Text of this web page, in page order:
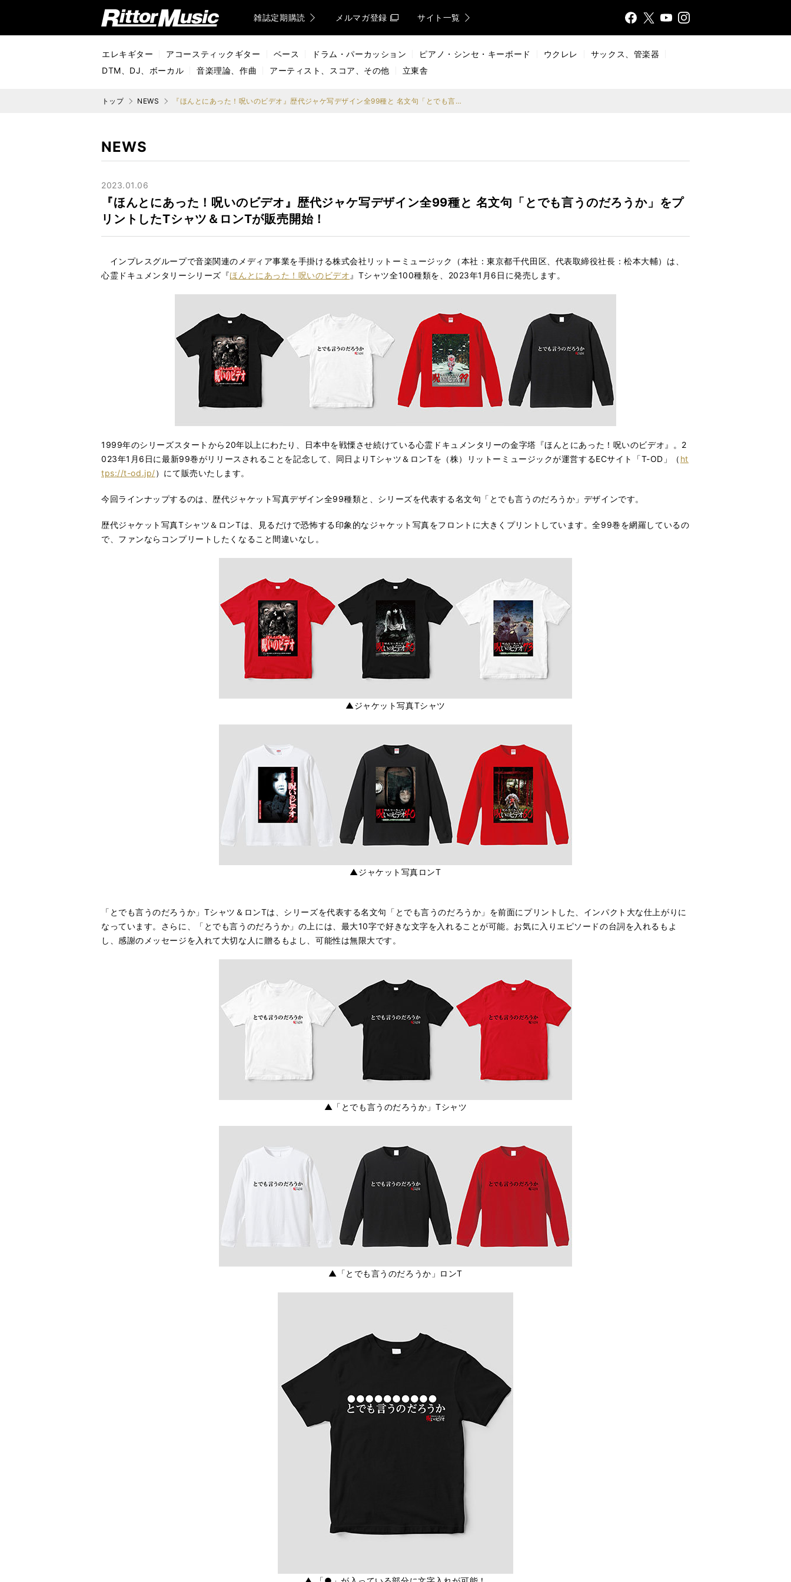
リットーミュージック (Rittor Music) 雑誌定期購読 メルマガ登録 サイト一覧
FaceX
YouTInsta
エレキギター アコースティックギター ベース ドラム・パーカッション ピアノ・シンセ・キーボード ウクレレ
サックス、管楽器
DTM、DJ、ボーカル
音楽理論、作曲 アーティスト、スコア、その他 立東舎
トップ NEWS 『ほんとにあった！呪いのビデオ』歴代ジャケ写デザイン全99種と 名文句「とでも言うのだろうか」をプリントしたTシャツ＆ロンTが販売開始！
NEWS
2023.01.06
『ほんとにあった！呪いのビデオ』歴代ジャケ写デザイン全99種と 名文句「とでも言うのだろうか」をプ
リントしたTシャツ＆ロンTが販売開始！
インプレスグループで音楽関連のメディア事業を手掛ける株式会社リットーミュージック（本社：東京都千代田区、代表取締役社長：松本大輔）は、
心霊ドキュメンタリーシリーズ『ほんとにあった！呪いのビデオ 』Tシャツ全100種類を、2023年1月6日に発売します。
1999年のシリーズスタートから20年以上にわたり、日本中を戦慄させ続けている心霊ドキュメンタリーの金字塔『ほんとにあった！呪いのビデオ』。2
023年1月6日に最新99巻がリリースされることを記念して、同日よりTシャツ＆ロンTを（株）リットーミュージックが運営するECサイト「T-OD」（ ht
tps://t-od.jp/）にて販売いたします。
今回ラインナップするのは、歴代ジャケット写真デザイン全99種類と、シリーズを代表する名文句「とでも言うのだろうか」デザインです。
歴代ジャケット写真Tシャツ＆ロンTは、見るだけで恐怖する印象的なジャケット写真をフロントに大きくプリントしています。全99巻を網羅しているの
で、ファンならコンプリートしたくなること間違いなし。
▲ジャケット写真Tシャツ
▲ジャケット写真ロンT
「とでも言うのだろうか」Tシャツ＆ロンTは、シリーズを代表する名文句「とでも言うのだろうか」を前面にプリントした、インパクト大な仕上がりに
なっています。さらに、「とでも言うのだろうか」の上には、最大10字で好きな文字を入れることが可能。お気に入りエピソードの台詞を入れるもよ
し、感謝のメッセージを入れて大切な人に贈るもよし、可能性は無限大です。
▲「とでも言うのだろうか」Tシャツ
▲「とでも言うのだろうか」ロンT